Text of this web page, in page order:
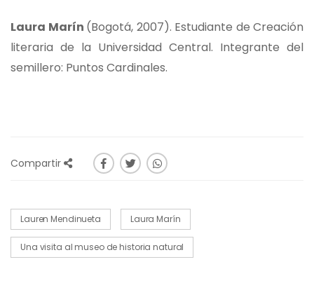
Laura Marín (Bogotá, 2007). Estudiante de Creación
literaria de la Universidad Central. Integrante del
semillero: Puntos Cardinales.
Compartir
Lauren Mendinueta Laura Marín
Una visita al museo de historia natural